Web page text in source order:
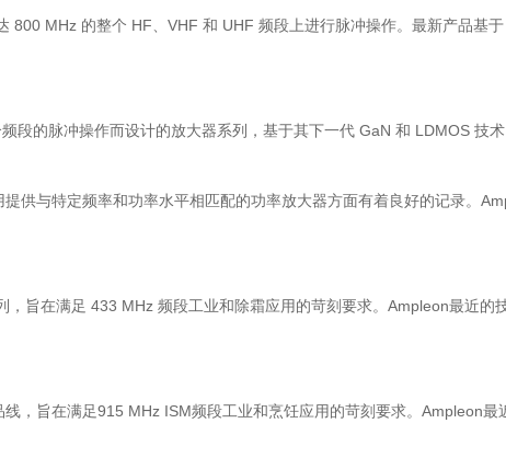
MHz 的整个 HF、VHF 和 UHF 频段上进行脉冲操作。最新产品基
的脉冲操作而设计的放大器系列，基于其下一代 GaN 和 LDMOS 技术
与特定频率和功率水平相匹配的功率放大器方面有着良好的记录。
在满足 433 MHz 频段工业和除霜应用的苛刻要求。Ampleon最近的
旨在满足915 MHz ISM频段工业和烹饪应用的苛刻要求。Ampleon最